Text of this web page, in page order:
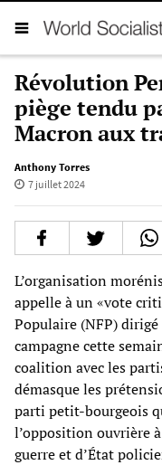
Révolution
piège tendu
Macron aux
Anthony Torres
7 juillet 2024
L’organisation
appelle à un «vote
Populaire (NFP)
campagne cette
coalition avec les
démasque les
parti petit-bourgeois
l’opposition ouvrière
guerre et d’État